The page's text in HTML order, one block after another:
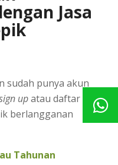
Jasa
sudah punya akun
upatau daftar
berlangganan
Tahunan